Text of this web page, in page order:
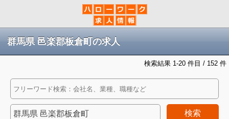
群馬県 邑楽郡板倉町の求人
検索結果 1-20 件目 / 152 件
検索